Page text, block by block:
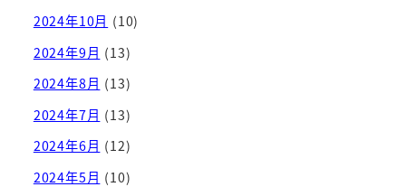
2024年10月 (10)
2024年9月 (13)
2024年8月 (13)
2024年7月 (13)
2024年6月 (12)
2024年5月 (10)